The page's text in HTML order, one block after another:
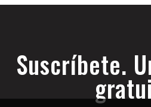
Suscríbete.